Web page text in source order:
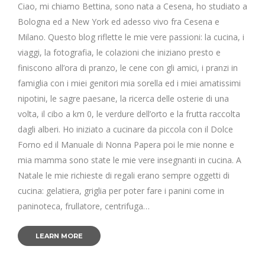
Ciao, mi chiamo Bettina, sono nata a Cesena, ho studiato a
Bologna ed a New York ed adesso vivo fra Cesena e
Milano. Questo blog riflette le mie vere passioni: la cucina, i
viaggi, la fotografia, le colazioni che iniziano presto e
finiscono all’ora di pranzo, le cene con gli amici, i pranzi in
famiglia con i miei genitori mia sorella ed i miei amatissimi
nipotini, le sagre paesane, la ricerca delle osterie di una
volta, il cibo a km 0, le verdure dell’orto e la frutta raccolta
dagli alberi. Ho iniziato a cucinare da piccola con il Dolce
Forno ed il Manuale di Nonna Papera poi le mie nonne e
mia mamma sono state le mie vere insegnanti in cucina. A
Natale le mie richieste di regali erano sempre oggetti di
cucina: gelatiera, griglia per poter fare i panini come in
paninoteca, frullatore, centrifuga…
LEARN MORE